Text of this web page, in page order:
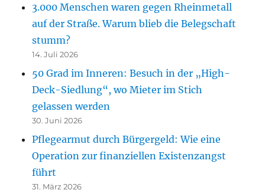
3.000 Menschen waren gegen Rheinmetall
auf der Straße. Warum blieb die Belegschaft
stumm?
14. Juli 2026
50 Grad im Inneren: Besuch in der „High-
Deck-Siedlung“, wo Mieter im Stich
gelassen werden
30. Juni 2026
Pflegearmut durch Bürgergeld: Wie eine
Operation zur finanziellen Existenzangst
führt
31. März 2026